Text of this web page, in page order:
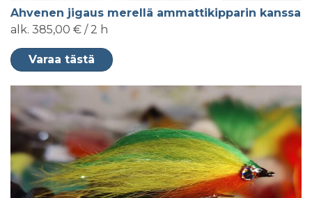
Ahvenen jigaus merellä ammattikipparin kanssa
alk. 385,00 € / 2 h
Varaa tästä